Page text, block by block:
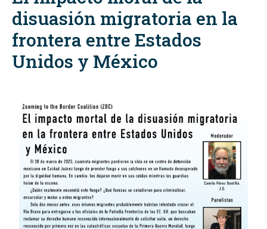
disuasión migratoria en la
frontera entre Estados
Unidos y México